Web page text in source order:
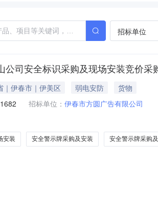
招标单位
公司安全标识采购及现场安装竞价采
｜伊春市｜伊美区 弱电安防
货物
招标单位： 伊春市方圆广告有限公司
安装 安全警示牌采购及安装 安全警示牌采购